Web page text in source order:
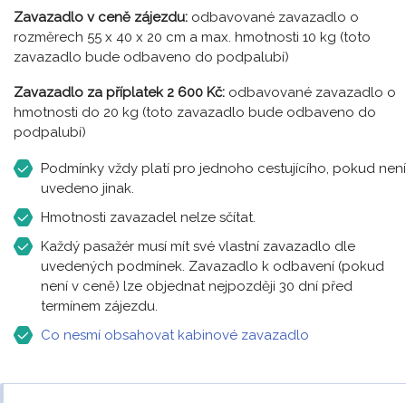
Zavazadlo v ceně zájezdu: odbavované zavazadlo o
rozměrech 55 x 40 x 20 cm a max. hmotnosti 10 kg (toto
zavazadlo bude odbaveno do podpalubí)
Zavazadlo za příplatek 2 600 Kč: odbavované zavazadlo o
hmotnosti do 20 kg (toto zavazadlo bude odbaveno do
podpalubí)
Podmínky vždy platí pro jednoho cestujícího, pokud není
uvedeno jinak.
Hmotnosti zavazadel nelze sčítat.
Každý pasažér musí mít své vlastní zavazadlo dle
uvedených podmínek. Zavazadlo k odbavení (pokud
není v ceně) lze objednat nejpozději 30 dní před
termínem zájezdu.
Co nesmí obsahovat kabinové zavazadlo